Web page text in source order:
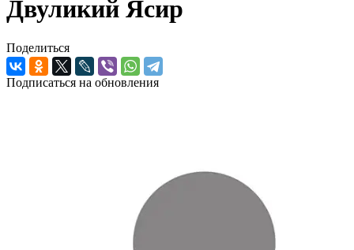
Двуликий Ясир
Поделиться
Подписаться на обновления